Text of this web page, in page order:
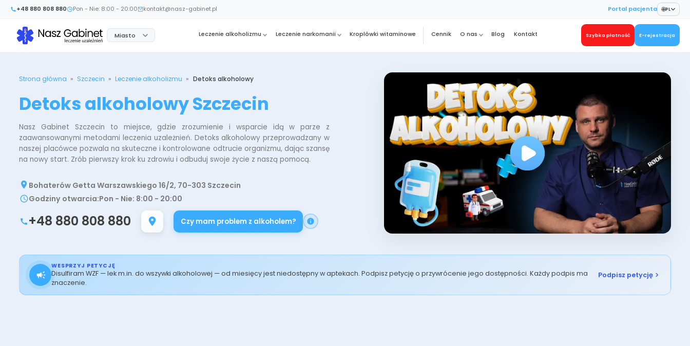
+48 880 808 880 Pon - Nie: 8:00 - 20:00 kontakt@nasz-gabinet.pl Portal pacjenta 🌐PL
Miasto Leczenie alkoholizmu Leczenie narkomanii Kroplówki witaminowe Cennik O nas Blog Kontakt Szybka płatność E-rejestracja
Strona główna » Szczecin » Leczenie alkoholizmu » Detoks alkoholowy
Detoks alkoholowy Szczecin
Nasz Gabinet Szczecin to miejsce, gdzie zrozumienie i wsparcie idą w parze z
zaawansowanymi metodami leczenia uzależnień. Detoks alkoholowy przeprowadzany w
naszej placówce pozwala na skuteczne i kontrolowane odtrucie organizmu, dając szansę
na nowy start. Zrób pierwszy krok ku zdrowiu i odbuduj swoje życie z naszą pomocą.
Bohaterów Getta Warszawskiego 16/2, 70-303 Szczecin
Godziny otwarcia:Pon - Nie: 8:00 - 20:00
+48 880 808 880 Czy mam problem z alkoholem?
WESPRZYJ PETYCJĘ
Disulfiram WZF — lek m.in. do wszywki alkoholowej — od miesięcy jest niedostępny w aptekach. Podpisz petycję o przywrócenie jego dostępności. Każdy podpis ma
znaczenie.
Podpisz petycję